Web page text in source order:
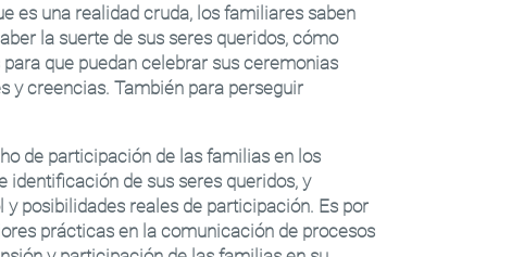
es una realidad cruda, los familiares saben
la suerte de sus seres queridos, cómo
que puedan celebrar sus ceremonias
y creencias. También para perseguir
de participación de las familias en los
identificación de sus seres queridos, y
posibilidades reales de participación. Es por
prácticas en la comunicación de procesos